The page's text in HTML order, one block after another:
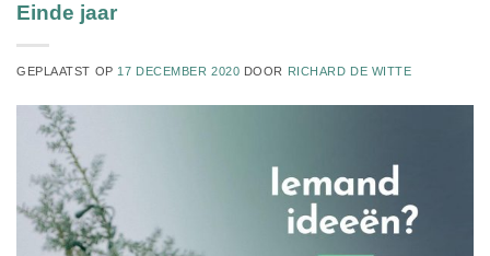
Einde jaar
GEPLAATST OP 17 DECEMBER 2020 DOOR RICHARD DE WITTE